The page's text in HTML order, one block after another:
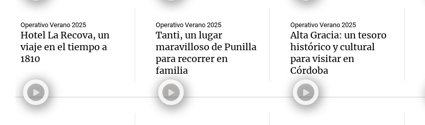
Operativo Verano 2025
Hotel La Recova, un
viaje en el tiempo a
1810
Operativo Verano 2025
Tanti, un lugar
maravilloso de Punilla
para recorrer en
familia
Operativo Verano 2025
Alta Gracia: un tesoro
histórico y cultural
para visitar en
Córdoba